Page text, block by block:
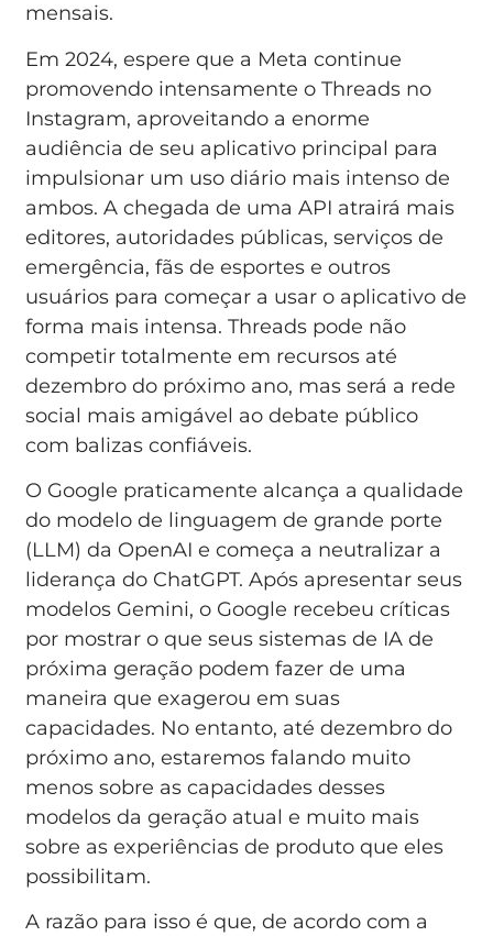
mensais.
Em 2024, espere que a Meta continue
promovendo intensamente o Threads no
Instagram, aproveitando a enorme
audiência de seu aplicativo principal para
impulsionar um uso diário mais intenso de
ambos. A chegada de uma API atrairá mais
editores, autoridades públicas, serviços de
emergência, fãs de esportes e outros
usuários para começar a usar o aplicativo de
forma mais intensa. Threads pode não
competir totalmente em recursos até
dezembro do próximo ano, mas será a rede
social mais amigável ao debate público
com balizas confiáveis.
O Google praticamente alcança a qualidade
do modelo de linguagem de grande porte
(LLM) da OpenAI e começa a neutralizar a
liderança do ChatGPT. Após apresentar seus
modelos Gemini, o Google recebeu críticas
por mostrar o que seus sistemas de IA de
próxima geração podem fazer de uma
maneira que exagerou em suas
capacidades. No entanto, até dezembro do
próximo ano, estaremos falando muito
menos sobre as capacidades desses
modelos da geração atual e muito mais
sobre as experiências de produto que eles
possibilitam.
A razão para isso é que, de acordo com a